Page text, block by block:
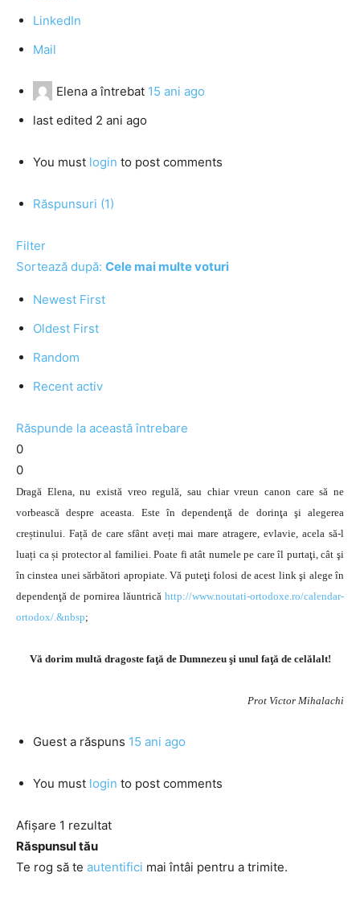
LinkedIn
Mail
Elena a întrebat 15 ani ago
last edited 2 ani ago
You must login to post comments
Răspunsuri (1)
Filter
Sortează după: Cele mai multe voturi
Newest First
Oldest First
Random
Recent activ
Răspunde la această întrebare
0
0
Dragă Elena, nu există vreo regulă, sau chiar vreun canon care să ne
vorbească despre aceasta. Este în dependenţă de dorinţa şi alegerea
creștinului. Față de care sfânt aveți mai mare atragere, evlavie, acela să-l
luați ca și protector al familiei. Poate fi atât numele pe care îl purtaţi, cât şi
în cinstea unei sărbători apropiate. Vă puteţi folosi de acest link şi alege în
dependenţă de pornirea lăuntrică http://www.noutati-ortodoxe.ro/calendar-
ortodox/.&nbsp;
Vă dorim multă dragoste faţă de Dumnezeu şi unul faţă de celălalt!
Prot Victor Mihalachi
Guest a răspuns 15 ani ago
You must login to post comments
Afișare 1 rezultat
Răspunsul tău
Te rog să te autentifici mai întâi pentru a trimite.